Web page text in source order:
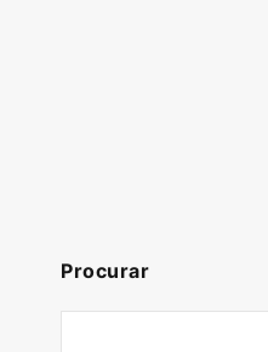
Procurar